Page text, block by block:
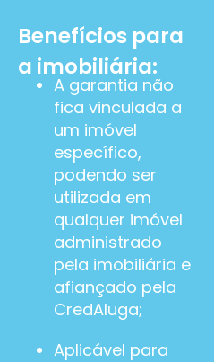
Benefícios para
a imobiliária:
A garantia não
fica vinculada a
um imóvel
específico,
podendo ser
utilizada em
qualquer imóvel
administrado
pela imobiliária e
afiançado pela
CredAluga;
Aplicável para